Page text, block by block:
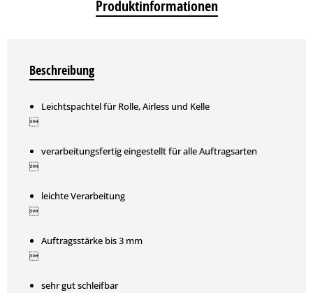
Produktinformationen
Beschreibung
Leichtspachtel für Rolle, Airless und Kelle

verarbeitungsfertig eingestellt für alle Auftragsarten

leichte Verarbeitung

Auftragsstärke bis 3 mm

sehr gut schleifbar